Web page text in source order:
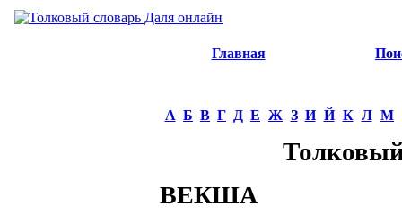
Главная
А Б В Г Д Е Ж З И Й К Л М
ВЕКША